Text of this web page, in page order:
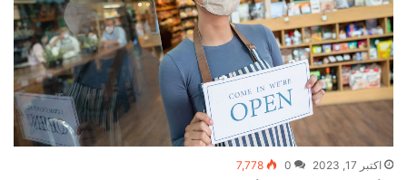
اکتبر 17, 2023 0
7,778